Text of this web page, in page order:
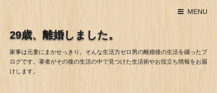
MENU
29歳、離婚しました。
家事は元妻にまかせっきり。そんな生活力ゼロ男の離婚後の生活を綴ったブ
ログです。著者がその後の生活の中で見つけた生活術やお役立ち情報をお届
けします。